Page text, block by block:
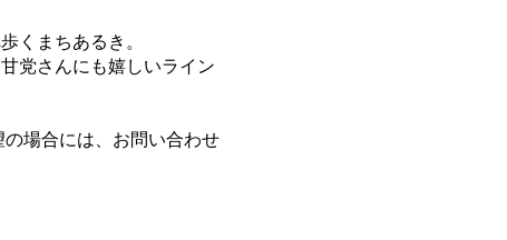
くまちあるき。
党さんにも嬉しいライン
場合には、お問い合わせ